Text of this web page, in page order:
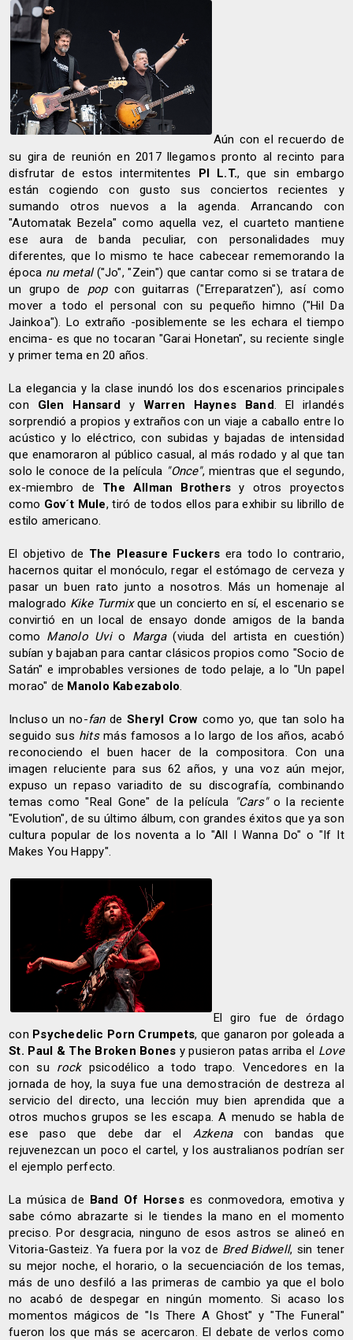
Aún con el recuerdo de
su gira de reunión en 2017 llegamos pronto al recinto para
disfrutar de estos intermitentes PI L.T., que sin embargo
están cogiendo con gusto sus conciertos recientes y
sumando otros nuevos a la agenda. Arrancando con
"Automatak Bezela" como aquella vez, el cuarteto mantiene
ese aura de banda peculiar, con personalidades muy
diferentes, que lo mismo te hace cabecear rememorando la
época nu metal("Jo", "Zein") que cantar como si se tratara de
un grupo de popcon guitarras ("Erreparatzen"), así como
mover a todo el personal con su pequeño himno ("Hil Da
Jainkoa"). Lo extraño -posiblemente se les echara el tiempo
encima- es que no tocaran "Garai Honetan", su reciente single
y primer tema en 20 años.
La elegancia y la clase inundó los dos escenarios principales
con Glen Hansardy Warren Haynes Band. El irlandés
sorprendió a propios y extraños con un viaje a caballo entre lo
acústico y lo eléctrico, con subidas y bajadas de intensidad
que enamoraron al público casual, al más rodado y al que tan
solo le conoce de la película "Once", mientras que el segundo,
ex-miembro de The Allman Brothers y otros proyectos
como Gov´t Mule, tiró de todos ellos para exhibir su librillo de
estilo americano.
El objetivo de The Pleasure Fuckers era todo lo contrario,
hacernos quitar el monóculo, regar el estómago de cerveza y
pasar un buen rato junto a nosotros. Más un homenaje al
malogrado Kike Turmixque un concierto en sí, el escenario se
convirtió en un local de ensayo donde amigos de la banda
como Manolo Uvio Marga(viuda del artista en cuestión)
subían y bajaban para cantar clásicos propios como "Socio de
Satán" e improbables versiones de todo pelaje, a lo "Un papel
morao" de Manolo Kabezabolo.
Incluso un no-fande Sheryl Crow como yo, que tan solo ha
seguido sus hitsmás famosos a lo largo de los años, acabó
reconociendo el buen hacer de la compositora. Con una
imagen reluciente para sus 62 años, y una voz aún mejor,
expuso un repaso variadito de su discografía, combinando
temas como "Real Gone" de la película
"Cars"o la reciente
"Evolution", de su último álbum, con grandes éxitos que ya son
cultura popular de los noventa a lo "All I Wanna Do" o "If It
Makes You Happy".
El giro fue de órdago
con Psychedelic Porn Crumpets, que ganaron por goleada a
St. Paul & The Broken Bones y pusieron patas arriba el Love
con su rockpsicodélico a todo trapo. Vencedores en la
jornada de hoy, la suya fue una demostración de destreza al
servicio del directo, una lección muy bien aprendida que a
otros muchos grupos se les escapa. A menudo se habla de
ese paso que debe dar el Azkenacon bandas que
rejuvenezcan un poco el cartel, y los australianos podrían ser
el ejemplo perfecto.
La música de Band Of Horseses conmovedora, emotiva y
sabe cómo abrazarte si le tiendes la mano en el momento
preciso. Por desgracia, ninguno de esos astros se alineó en
Vitoria-Gasteiz. Ya fuera por la voz de Bred Bidwell, sin tener
su mejor noche, el horario, o la secuenciación de los temas,
más de uno desfiló a las primeras de cambio ya que el bolo
no acabó de despegar en ningún momento. Si acaso los
momentos mágicos de "Is There A Ghost" y "The Funeral"
fueron los que más se acercaron. El debate de verlos como